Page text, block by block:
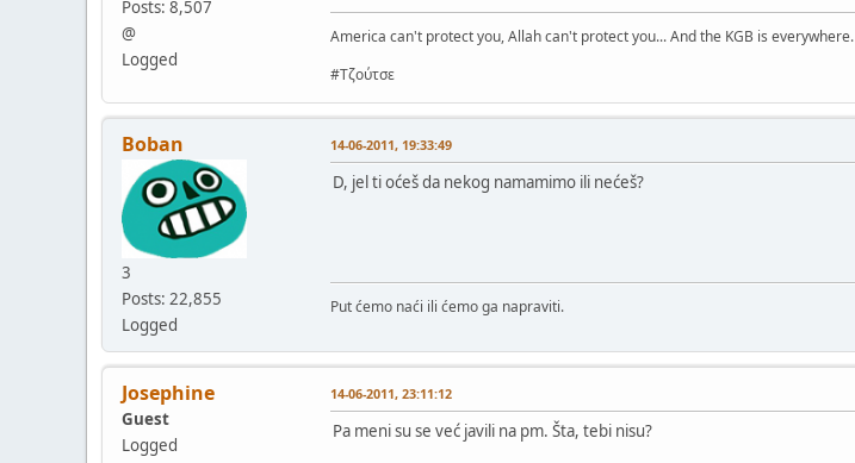
Posts: 8,507
@
Logged
America can't protect you, Allah can't protect you... And the KGB is everywhere.
#Τζούτσε
Boban
3
Posts: 22,855
Logged
14-06-2011, 19:33:49
D, jel ti oćeš da nekog namamimo ili nećeš?
Put ćemo naći ili ćemo ga napraviti.
Josephine
Guest
Logged
14-06-2011, 23:11:12
Pa meni su se već javili na pm. Šta, tebi nisu?